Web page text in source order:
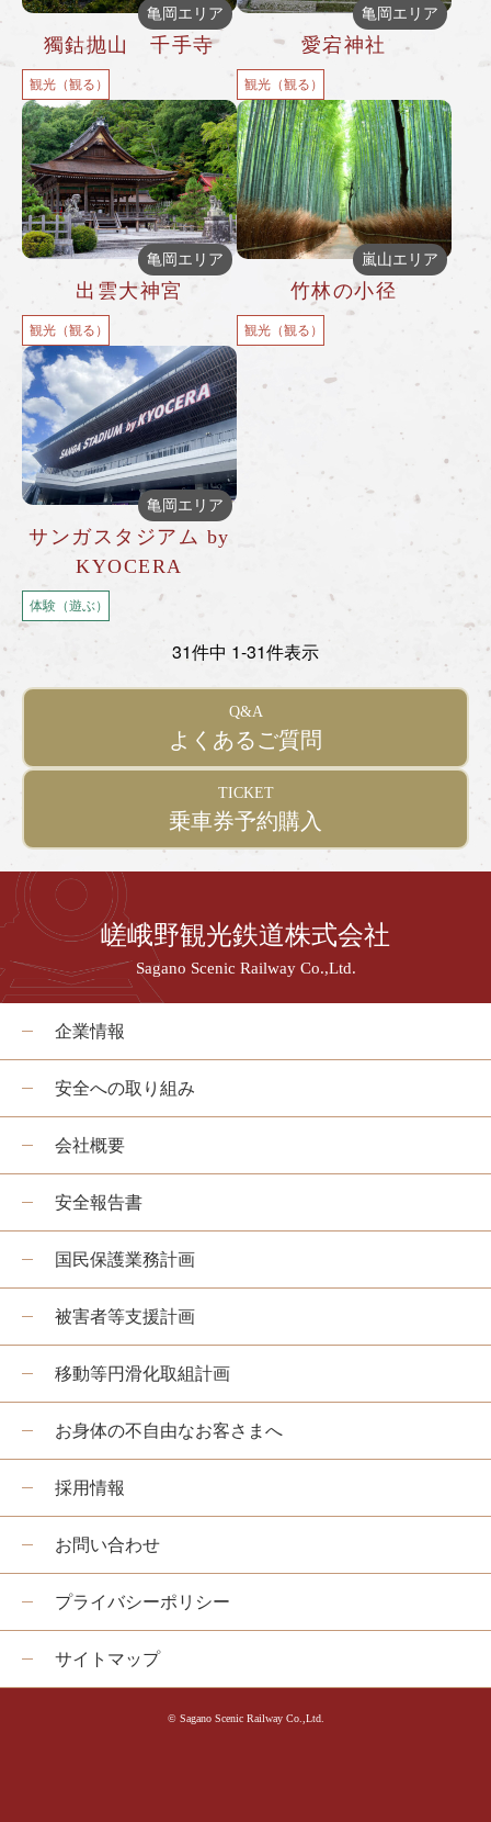
亀岡エリア
獨鈷抛山 千手寺
観光（観る）
亀岡エリア
愛宕神社
観光（観る）
亀岡エリア
出雲大神宮
観光（観る）
嵐山エリア
竹林の小径
観光（観る）
亀岡エリア
サンガスタジアム by
KYOCERA
体験（遊ぶ）
31件中 1-31件表示
Q&A
よくあるご質問
TICKET
乗車券予約購入
嵯峨野観光鉄道株式会社
Sagano Scenic Railway Co.,Ltd.
企業情報
安全への取り組み
会社概要
安全報告書
国民保護業務計画
被害者等支援計画
移動等円滑化取組計画
お身体の不自由なお客さまへ
採用情報
お問い合わせ
プライバシーポリシー
サイトマップ
© Sagano Scenic Railway Co.,Ltd.